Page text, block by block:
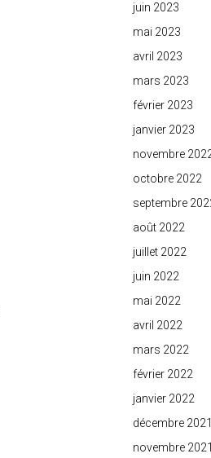
juin 2023
mai 2023
avril 2023
mars 2023
février 2023
janvier 2023
novembre
octobre 2022
septembre
août 2022
juillet 2022
juin 2022
mai 2022
avril 2022
mars 2022
février 2022
janvier 2022
décembre 2021
novembre 2021